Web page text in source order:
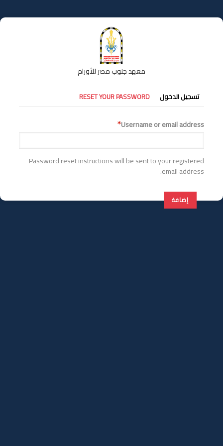
إلى
المحتوى
معهد جنوب مصر للأورام
التبويبات
الأساسية
تسجيل الدخول RESET YOUR PASSWORD
Username or email address
Password reset instructions will be sent to your registered
email address.